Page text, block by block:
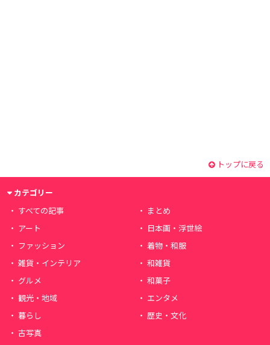
トップに戻る
カテゴリー
すべての記事
まとめ
アート
日本画・浮世絵
ファッション
着物・和服
雑貨・インテリア
和雑貨
グルメ
和菓子
観光・地域
エンタメ
暮らし
歴史・文化
古写真